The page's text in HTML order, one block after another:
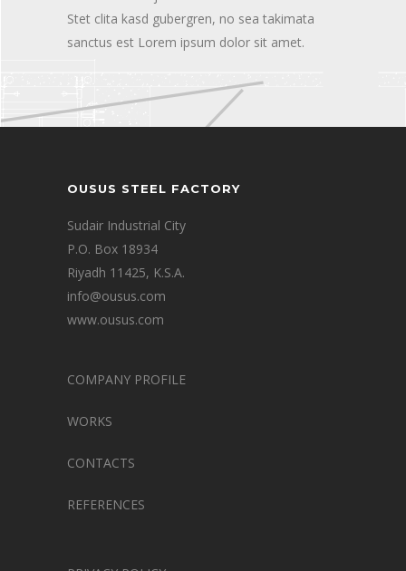
Stet clita kasd gubergren, no sea takimata
sanctus est Lorem ipsum dolor sit amet.
OUSUS STEEL FACTORY
Sudair Industrial City
P.O. Box 18934
Riyadh 11425, K.S.A.
info@ousus.com
www.ousus.com
COMPANY PROFILE
WORKS
CONTACTS
REFERENCES